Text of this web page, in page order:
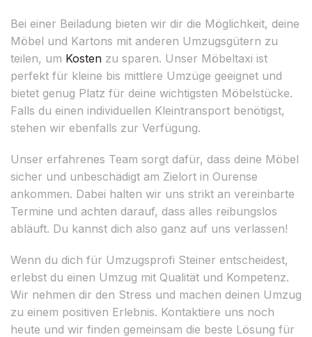
Bei einer Beiladung bieten wir dir die Möglichkeit, deine
Möbel und Kartons mit anderen Umzugsgütern zu
teilen, um Kosten zu sparen. Unser Möbeltaxi ist
perfekt für kleine bis mittlere Umzüge geeignet und
bietet genug Platz für deine wichtigsten Möbelstücke.
Falls du einen individuellen Kleintransport benötigst,
stehen wir ebenfalls zur Verfügung.
Unser erfahrenes Team sorgt dafür, dass deine Möbel
sicher und unbeschädigt am Zielort in Ourense
ankommen. Dabei halten wir uns strikt an vereinbarte
Termine und achten darauf, dass alles reibungslos
abläuft. Du kannst dich also ganz auf uns verlassen!
Wenn du dich für Umzugsprofi Steiner entscheidest,
erlebst du einen Umzug mit Qualität und Kompetenz.
Wir nehmen dir den Stress und machen deinen Umzug
zu einem positiven Erlebnis. Kontaktiere uns noch
heute und wir finden gemeinsam die beste Lösung für